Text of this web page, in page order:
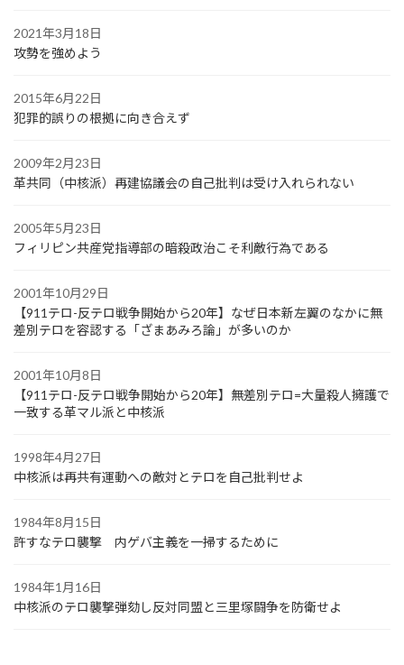
2021年3月18日
攻勢を強めよう
2015年6月22日
犯罪的誤りの根拠に向き合えず
2009年2月23日
革共同（中核派）再建協議会の自己批判は受け入れられない
2005年5月23日
フィリピン共産党指導部の暗殺政治こそ利敵行為である
2001年10月29日
【911テロ-反テロ戦争開始から20年】なぜ日本新左翼のなかに無
差別テロを容認する「ざまあみろ論」が多いのか
2001年10月8日
【911テロ-反テロ戦争開始から20年】無差別テロ=大量殺人擁護で
一致する革マル派と中核派
1998年4月27日
中核派は再共有運動への敵対とテロを自己批判せよ
1984年8月15日
許すなテロ襲撃 内ゲバ主義を一掃するために
1984年1月16日
中核派のテロ襲撃弾劾し反対同盟と三里塚闘争を防衛せよ